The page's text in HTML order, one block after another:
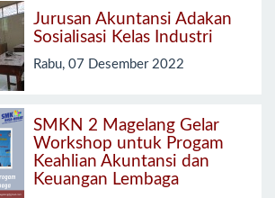
Jurusan Akuntansi Adakan
Sosialisasi Kelas Industri
Rabu, 07 Desember 2022
SMKN 2 Magelang Gelar
Workshop untuk Progam
Keahlian Akuntansi dan
Keuangan Lembaga